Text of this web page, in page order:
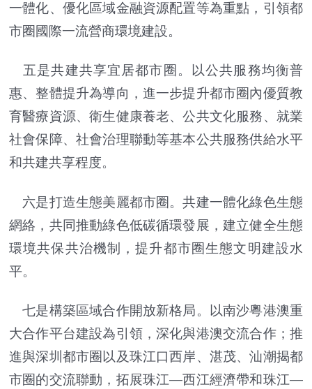
一體化、優化區域金融資源配置等為重點，引領都
市圈國際一流營商環境建設。
五是共建共享宜居都市圈。以公共服務均衡普
惠、整體提升為導向，進一步提升都市圈內優質教
育醫療資源、衛生健康養老、公共文化服務、就業
社會保障、社會治理聯動等基本公共服務供給水平
和共建共享程度。
六是打造生態美麗都市圈。共建一體化綠色生態
網絡，共同推動綠色低碳循環發展，建立健全生態
環境共保共治機制，提升都市圈生態文明建設水
平。
七是構築區域合作開放新格局。以南沙粵港澳重
大合作平台建設為引領，深化與港澳交流合作；推
進與深圳都市圈以及珠江口西岸、湛茂、汕潮揭都
市圈的交流聯動，拓展珠江—西江經濟帶和珠江―